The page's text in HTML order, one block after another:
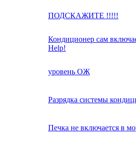
ПОДСКАЖИТЕ !!!!!
Кондиционер сам
Help!
уровень ОЖ
Разрядка системы
Печка не включается в